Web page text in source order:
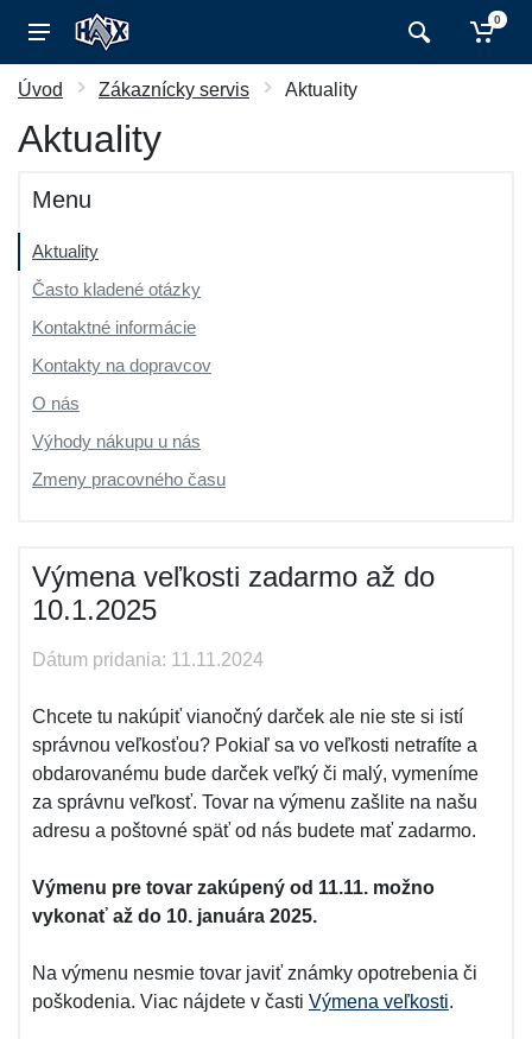
0
Úvod Zákaznícky servis Aktuality
Aktuality
Menu
Aktuality
Často kladené otázky
Kontaktné informácie
Kontakty na dopravcov
O nás
Výhody nákupu u nás
Zmeny pracovného času
Výmena veľkosti zadarmo až do
10.1.2025
Dátum pridania: 11.11.2024
Chcete tu nakúpiť vianočný darček ale nie ste si istí
správnou veľkosťou? Pokiaľ sa vo veľkosti netrafíte a
obdarovanému bude darček veľký či malý, vymeníme
za správnu veľkosť. Tovar na výmenu zašlite na našu
adresu a poštovné späť od nás budete mať zadarmo.
Výmenu pre tovar zakúpený od 11.11. možno
vykonať až do 10. januára 2025.
Na výmenu nesmie tovar javiť známky opotrebenia či
poškodenia. Viac nájdete v časti Výmena veľkosti.